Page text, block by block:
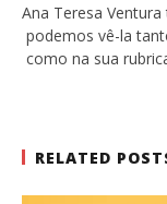
Ana Teresa
podemos vê-la
como na sua
RELATED